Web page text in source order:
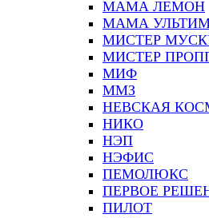
МАМА ЛЕМОН
МАМА
МИСТЕР
МИСТЕР
МИФ
ММЗ
НЕВСКАЯ
НИКО
НЭП
НЭФИС
ПЕМОЛЮКС
ПЕРВОЕ
ПИЛОТ